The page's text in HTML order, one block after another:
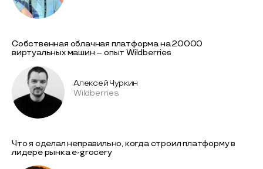
Собственная облачная платформа на 20000
виртуальных машин – опыт Wildberries
Алексей Чуркин
Wildberries
Что я сделал неправильно, когда строил платформу в
лидере рынка e-grocery